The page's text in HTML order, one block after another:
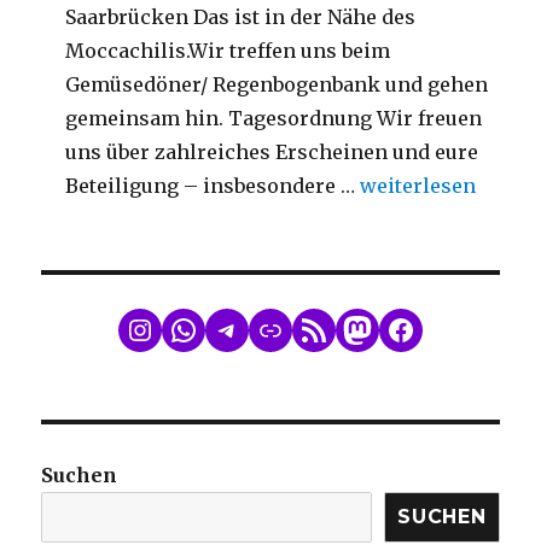
Saarbrücken Das ist in der Nähe des
Moccachilis.Wir treffen uns beim
Gemüsedöner/ Regenbogenbank und gehen
gemeinsam hin. Tagesordnung Wir freuen
uns über zahlreiches Erscheinen und eure
Beteiligung – insbesondere …weiterlesen
WhatsApp
Telegram
LinkRSS FeedMastodon
Facebook
Suchen
SUCHEN